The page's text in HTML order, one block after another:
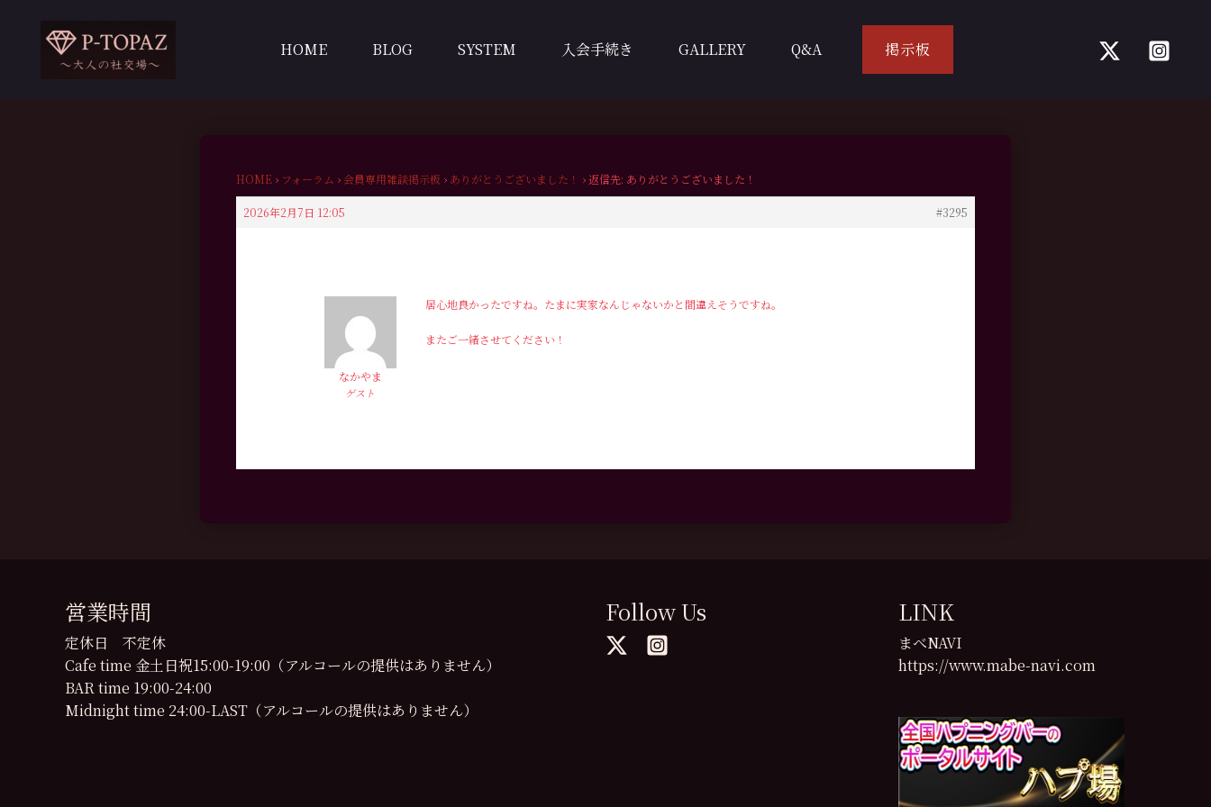
HOME BLOG SYSTEM 入会手続き GALLERY Q&A 掲示板
HOME › フォーラム › 会員専用雑談掲示板 › ありがとうございました！ ›返信先: ありがとうございました！
2026年2月7日 12:05 #3295
なかやま
ゲスト
居心地良かったですね。たまに実家なんじゃないかと間違えそうですね。
またご一緒させてください！
営業時間
定休日 不定休
Cafe time 金土日祝15:00-19:00（アルコールの提供はありません）
BAR time 19:00-24:00
Midnight time 24:00-LAST（アルコールの提供はありません）
Follow Us LINK
まべNAVI
https://www.mabe-navi.com